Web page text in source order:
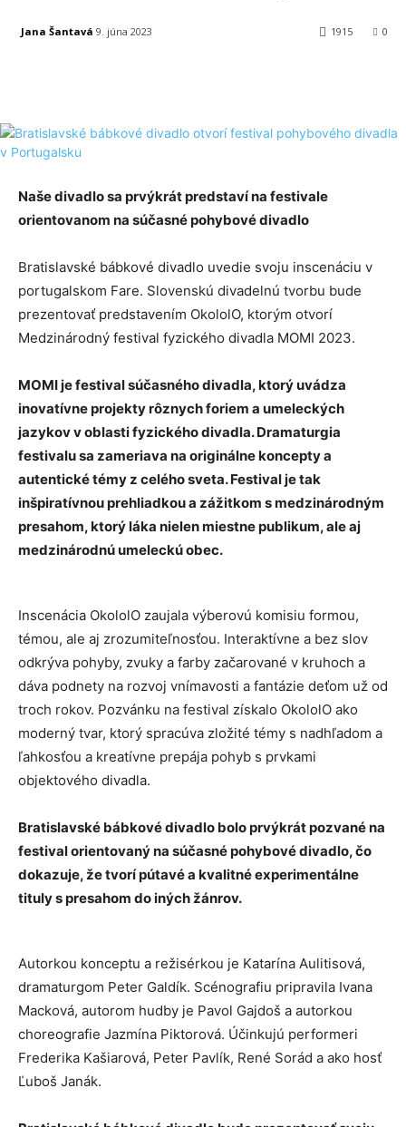
Jana Šantavá 9. júna 2023 0
1915
Naše divadlo sa prvýkrát predstaví na festivale
orientovanom na súčasné pohybové divadlo
Bratislavské bábkové divadlo uvedie svoju inscenáciu v
portugalskom Fare. Slovenskú divadelnú tvorbu bude
prezentovať predstavením OkololO, ktorým otvorí
Medzinárodný festival fyzického divadla MOMI 2023.
MOMI je festival súčasného divadla, ktorý uvádza
inovatívne projekty rôznych foriem a umeleckých
jazykov v oblasti fyzického divadla. Dramaturgia
festivalu sa zameriava na originálne koncepty a
autentické témy z celého sveta. Festival je tak
inšpiratívnou prehliadkou a zážitkom s medzinárodným
presahom, ktorý láka nielen miestne publikum, ale aj
medzinárodnú umeleckú obec.
Inscenácia OkololO zaujala výberovú komisiu formou,
témou, ale aj zrozumiteľnosťou. Interaktívne a bez slov
odkrýva pohyby, zvuky a farby začarované v kruhoch a
dáva podnety na rozvoj vnímavosti a fantázie deťom už od
troch rokov. Pozvánku na festival získalo OkololO ako
moderný tvar, ktorý spracúva zložité témy s nadhľadom a
ľahkosťou a kreatívne prepája pohyb s prvkami
objektového divadla.
Bratislavské bábkové divadlo bolo prvýkrát pozvané na
festival orientovaný na súčasné pohybové divadlo, čo
dokazuje, že tvorí pútavé a kvalitné experimentálne
tituly s presahom do iných žánrov.
Autorkou konceptu a režisérkou je Katarína Aulitisová,
dramaturgom Peter Galdík. Scénografiu pripravila Ivana
Macková, autorom hudby je Pavol Gajdoš a autorkou
choreografie Jazmína Piktorová. Účinkujú performeri
Frederika Kašiarová, Peter Pavlík, René Sorád a ako hosť
Ľuboš Janák.